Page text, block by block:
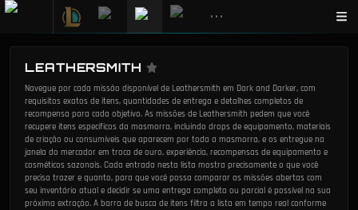
•••
LEATHERSMITH
Navegue por cada missão disponível de Leathersmith em Dark and Darker, com
requisitos exatos de itens, quantidades de entrega e detalhes completos de
recompensa para cada objetivo. As missões de Leathersmith pedem que você
recupere itens específicos da masmorra, incluindo drops de equipamento, materiais
de criação ou consumíveis que aparecem por toda a masmorra, e os entregue na
janela do mercador em troca de ouro, experiência, recompensas de equipamento e
cosméticos sazonais. Cada entrada nesta lista mostra precisamente o que você
precisa trazer e quanto, para que você possa comparar as missões abertas com
seu inventário atual e decidir se uma entrega completa ou parcial é possível na sua
próxima extração. A barra de busca de itens filtra a lista em tempo real conforme